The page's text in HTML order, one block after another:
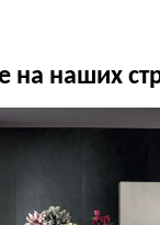
на наших